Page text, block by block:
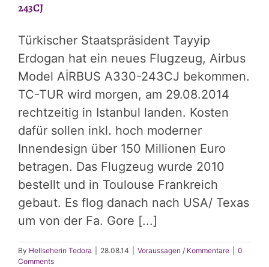
243CJ
Türkischer Staatspräsident Tayyip
Erdogan hat ein neues Flugzeug, Airbus
Model AİRBUS A330-243CJ bekommen.
TC-TUR wird morgen, am 29.08.2014
rechtzeitig in Istanbul landen. Kosten
dafür sollen inkl. hoch moderner
Innendesign über 150 Millionen Euro
betragen. Das Flugzeug wurde 2010
bestellt und in Toulouse Frankreich
gebaut. Es flog danach nach USA/ Texas
um von der Fa. Go­re [...]
By Hellseherin Tedora 28.08.14 Voraussagen / Kommentare
0
Comments